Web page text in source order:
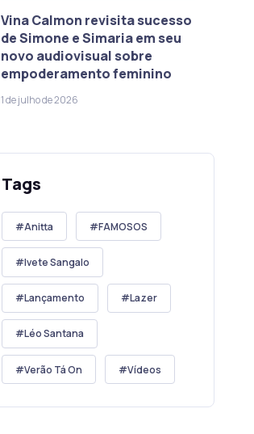
Vina Calmon revisita sucesso
de Simone e Simaria em seu
novo audiovisual sobre
empoderamento feminino
1 de julho de 2026
Tags
Anitta FAMOSOS
Ivete Sangalo
Lançamento Lazer
Léo Santana
Verão Tá On Vídeos